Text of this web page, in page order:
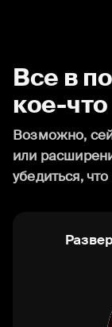
Все в
кое-
Возможно,
или
убедиться,